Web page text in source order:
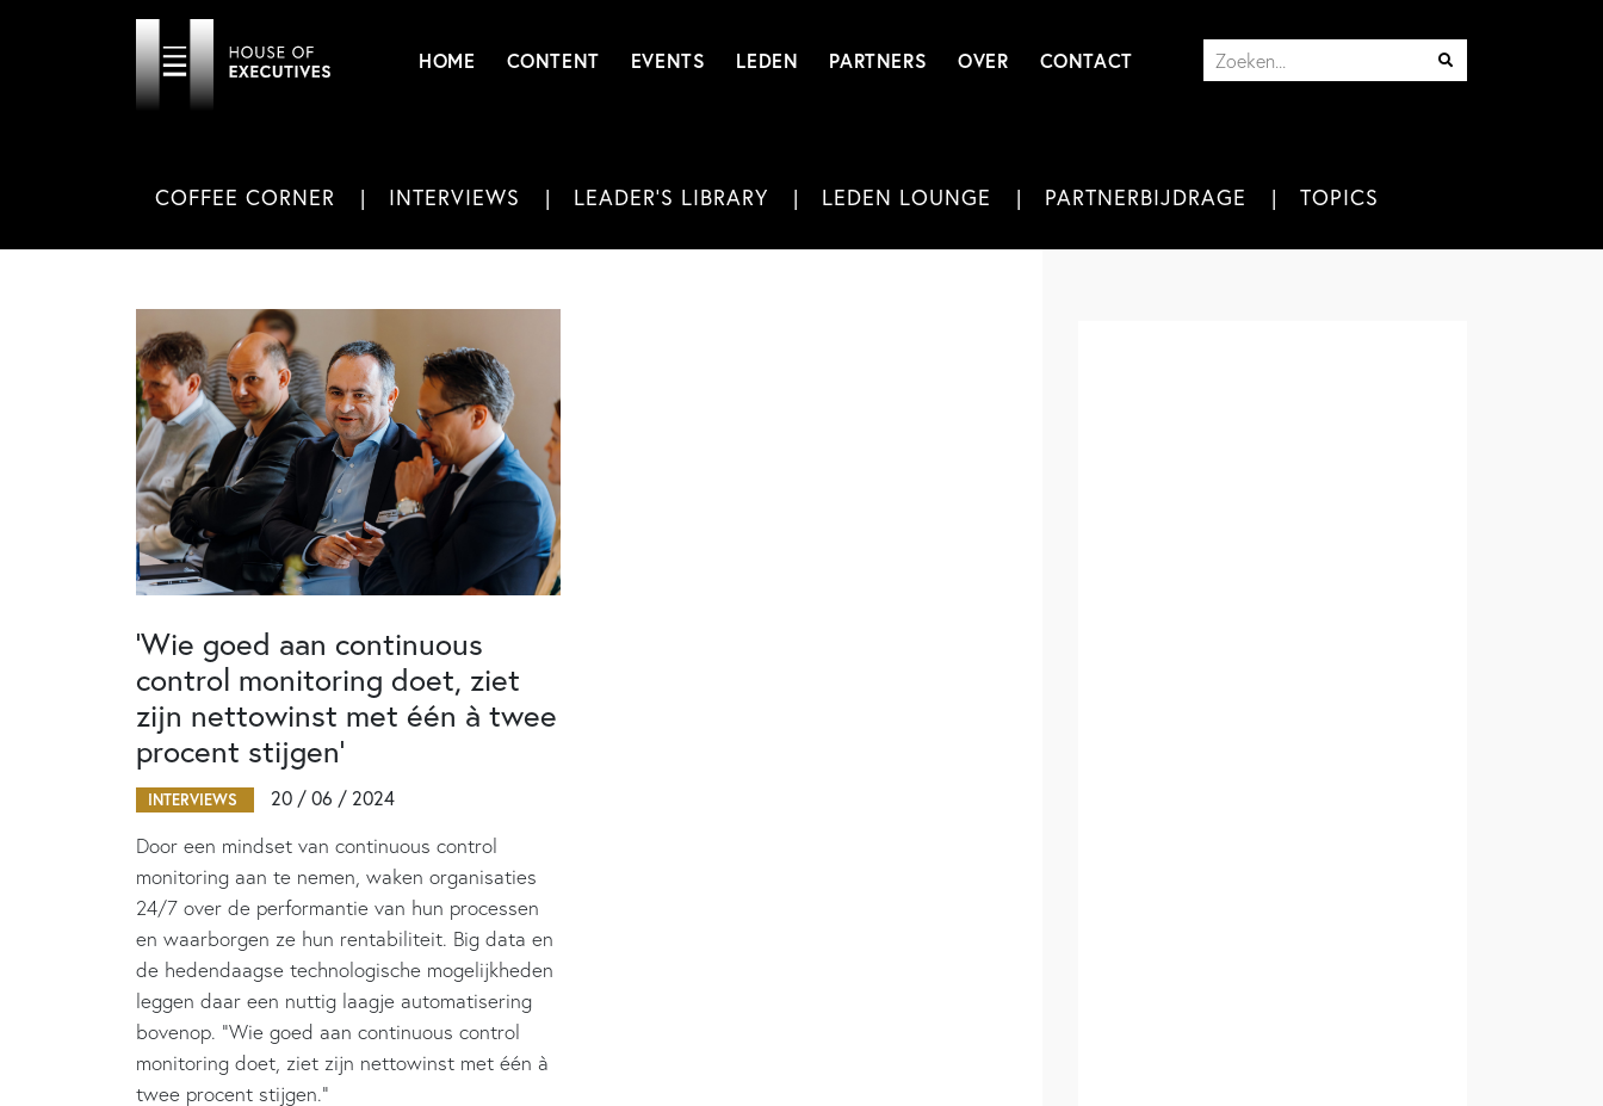
HOME CONTENT EVENTS LEDEN PARTNERS OVER CONTACT
COFFEE CORNER INTERVIEWS LEADER'S LIBRARY LEDEN LOUNGE PARTNERBIJDRAGE TOPICS
‘Wie goed aan continuous
control monitoring doet, ziet
zijn nettowinst met één à twee
procent stijgen’
INTERVIEWS
20 / 06 / 2024
Door een mindset van continuous control
monitoring aan te nemen, waken organisaties
24/7 over de performantie van hun processen
en waarborgen ze hun rentabiliteit. Big data en
de hedendaagse technologische mogelijkheden
leggen daar een nuttig laagje automatisering
bovenop. “Wie goed aan continuous control
monitoring doet, ziet zijn nettowinst met één à
twee procent stijgen.”